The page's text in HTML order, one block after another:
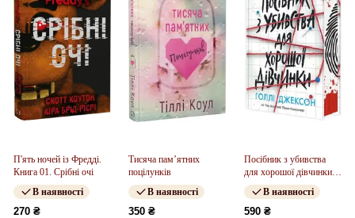
П'ять ночей із Фредді.
Книга 01. Срібні очі
В наявності
270 ₴
Тисяча пам’ятних
поцілунків
В наявності
350 ₴
Посібник з убивства
для хорошої дівчинки.
Книга 01
В наявності
590 ₴